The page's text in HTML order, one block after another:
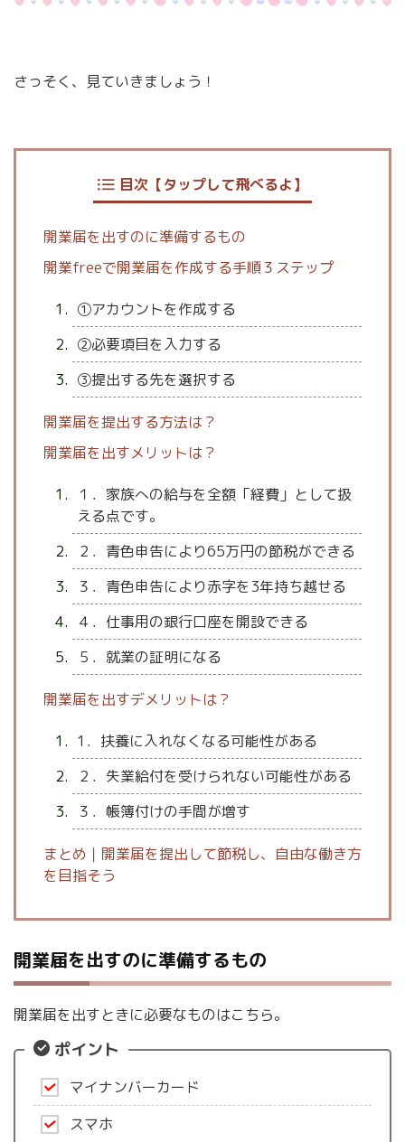
さっそく、見ていきましょう！
目次【タップして飛べるよ】
開業届を出すのに準備するもの
開業freeで開業届を作成する手順３ステップ
①アカウントを作成する
②必要項目を入力する
③提出する先を選択する
開業届を提出する方法は？
開業届を出すメリットは？
１．家族への給与を全額「経費」として扱
える点です。
２．青色申告により65万円の節税ができる
３．青色申告により赤字を3年持ち越せる
４．仕事用の銀行口座を開設できる
５．就業の証明になる
開業届を出すデメリットは？
1．扶養に入れなくなる可能性がある
２．失業給付を受けられない可能性がある
３．帳簿付けの手間が増す
まとめ｜開業届を提出して節税し、自由な働き方
を目指そう
開業届を出すのに準備するもの
開業届を出すときに必要なものはこちら。
ポイント
マイナンバーカード
スマホ